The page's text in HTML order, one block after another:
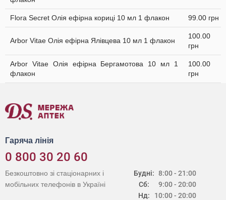
Flora Secret Олія ефірна кориці 10 мл 1 флакон 99.00 грн
Arbor Vitae Олія ефірна Ялівцева 10 мл 1 флакон
100.00
грн
Arbor Vitae Олія ефірна Бергамотова 10 мл 1
флакон
100.00
грн
Гаряча лінія
0 800 30 20 60
Будні:
Сб:
Нд:
8:00 - 21:00
9:00 - 20:00
10:00 - 20:00
Безкоштовно зі стаціонарних і
мобільних телефонів в Україні